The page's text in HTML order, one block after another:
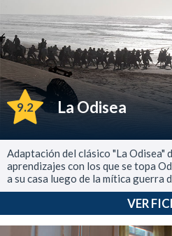
9.2 La Odisea
Adaptación del clásico "La Odisea"
aprendizajes con los que se topa
a su casa luego de la mítica guerra
VER